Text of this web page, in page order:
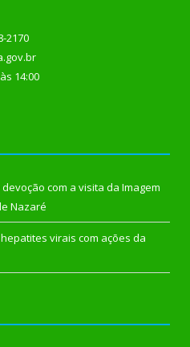
2170
14:00
com a visita da Imagem
Nazaré
virais com ações da